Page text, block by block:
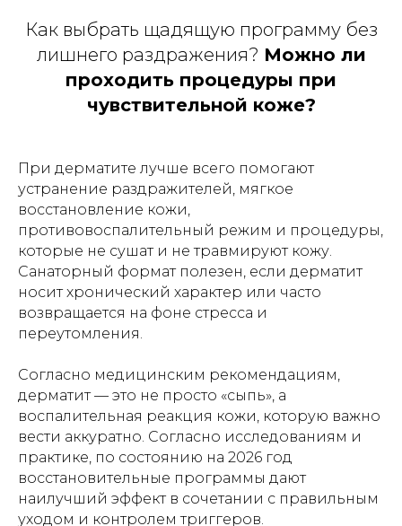
Как выбрать щадящую программу без
лишнего раздражения? Можно ли
проходить процедуры при
чувствительной коже?
При дерматите лучше всего помогают
устранение раздражителей, мягкое
восстановление кожи,
противовоспалительный режим и процедуры,
которые не сушат и не травмируют кожу.
Санаторный формат полезен, если дерматит
носит хронический характер или часто
возвращается на фоне стресса и
переутомления.
Согласно медицинским рекомендациям,
дерматит — это не просто «сыпь», а
воспалительная реакция кожи, которую важно
вести аккуратно. Согласно исследованиям и
практике, по состоянию на 2026 год
восстановительные программы дают
наилучший эффект в сочетании с правильным
уходом и контролем триггеров.